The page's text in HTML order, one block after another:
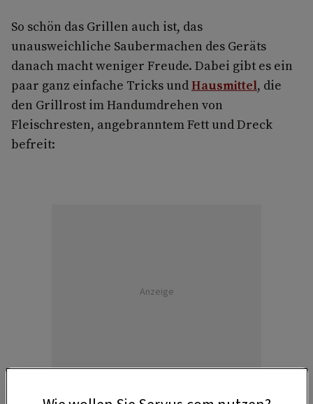
So schön das Grillen auch ist, das
unausweichliche Saubermachen des Geräts
danach macht weniger Freude. Dabei gibt es ein
paar ganz einfache Tricks undHausmittel, die
den Grillrost im Handumdrehen von
Fleischresten, angebranntem Fett und Dreck
befreit:
Anzeige